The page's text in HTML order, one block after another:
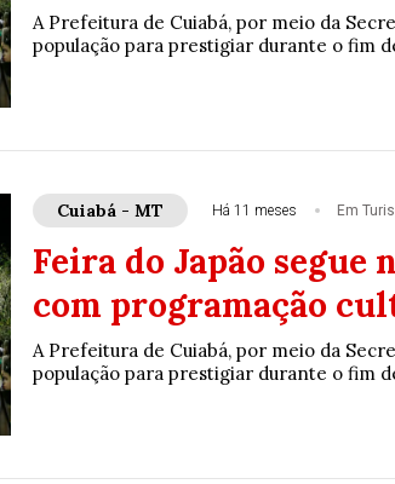
A Prefeitura de Cuiabá, por meio da
população para prestigiar durante o fim
Cuiabá - MT Há 11 meses Em
Feira do Japão segue
com programação
A Prefeitura de Cuiabá, por meio da
população para prestigiar durante o fim